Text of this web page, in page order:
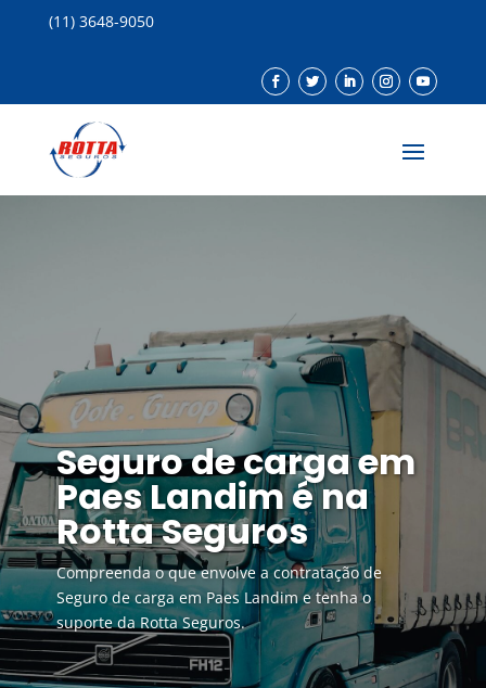
(11) 3648-9050
Seguro de carga em
Paes Landim é na
Rotta Seguros
Compreenda o que envolve a contratação de
Seguro de carga em Paes Landim e tenha o
suporte da Rotta Seguros.